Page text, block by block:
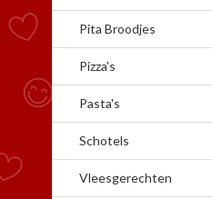
Pita Broodjes
Pizza's
Pasta's
Schotels
Vleesgerechten